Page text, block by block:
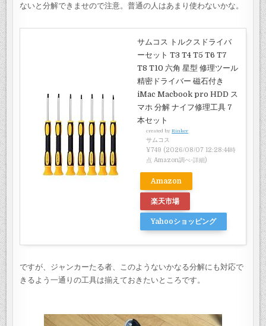
ないと分解できませので注意。普通の人はあまり使わないかな。
サムコス トルクスドライバ
ーセット T3 T4 T5 T6 T7
T8 T10 六角 星型 修理ツール
精密ドライバー 磁石付き
iMac Macbook pro HDD ス
マホ 分解 ナイフ修理工具 7
本セット
created byRinker
サムコス
¥749 (2026/08/07 12:28:44時
点 Amazon調べ-詳細)
Amazon
楽天市場
Yahooショッピング
ですが、ジャンカーたる者、このようないかなる分解にも対応で
きるよう一通りの工具は揃えておきたいところです。